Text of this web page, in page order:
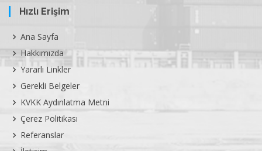
Hızlı Erişim
Ana Sayfa
Hakkımızda
Yararlı Linkler
Gerekli Belgeler
KVKK Aydınlatma Metni
Çerez Politikası
Referanslar